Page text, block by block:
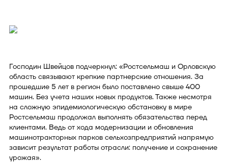
Господин Швейцов подчеркнул: «Ростсельмаш и Орловскую
область связывают крепкие партнерские отношения. За
прошедшие 5 лет в регион было поставлено свыше 400
машин. Без учета наших новых продуктов. Также несмотря
на сложную эпидемиологическую обстановку в мире
Ростсельмаш продолжал выполнять обязательства перед
клиентами. Ведь от хода модернизации и обновления
машинотракторных парков сельхозпредприятий напрямую
зависит результат работы отрасли: получение и сохранение
урожая».